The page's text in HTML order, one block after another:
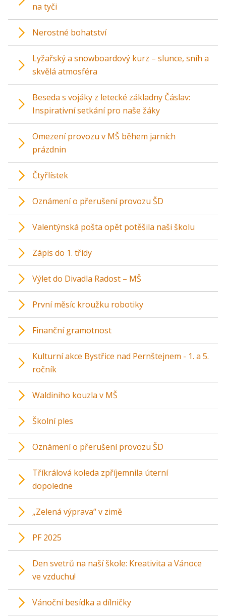
na tyči
Nerostné bohatství
Lyžařský a snowboardový kurz – slunce, sníh a
skvělá atmosféra
Beseda s vojáky z letecké základny Čáslav:
Inspirativní setkání pro naše žáky
Omezení provozu v MŠ během jarních
prázdnin
Čtyřlístek
Oznámení o přerušení provozu ŠD
Valentýnská pošta opět potěšila naši školu
Zápis do 1. třídy
Výlet do Divadla Radost – MŠ
První měsíc kroužku robotiky
Finanční gramotnost
Kulturní akce Bystřice nad Pernštejnem - 1. a 5.
ročník
Waldiniho kouzla v MŠ
Školní ples
Oznámení o přerušení provozu ŠD
Tříkrálová koleda zpříjemnila úterní
dopoledne
„Zelená výprava“ v zimě
PF 2025
Den svetrů na naší škole: Kreativita a Vánoce
ve vzduchu!
Vánoční besídka a dílničky